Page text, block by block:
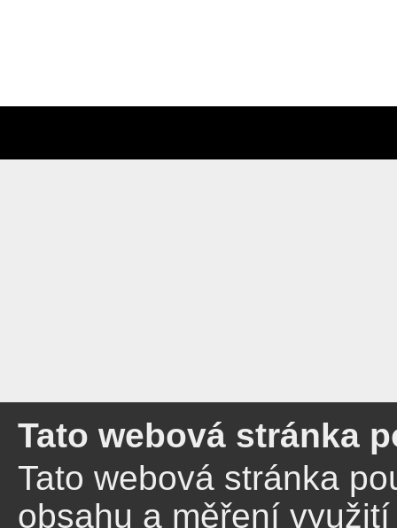
Tato webová stránka
Tato webová stránka
obsahu a měření